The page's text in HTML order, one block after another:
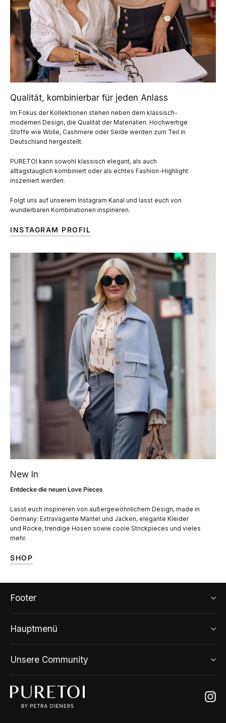
Qualität, kombinierbar für jeden Anlass
Im Fokus der Kollektionen stehen neben dem klassisch-
modernen Design, die Qualität der Materialien. Hochwertige
Stoffe wie Wolle, Cashmere oder Seide werden zum Teil in
Deutschland hergestellt.
PURETOI kann sowohl klassisch elegant, als auch
alltagstauglich kombiniert oder als echtes Fashion-Highlight
inszeniert werden.
Folgt uns auf unserem Instagram Kanal und lasst euch von
wunderbaren Kombinationen inspirieren.
INSTAGRAM PROFIL
New In
Entdecke die neuen Love Pieces
Lasst euch inspirieren von außergewöhnlichem Design, made in
Germany: Extravagante Mäntel und Jacken, elegante Kleider
und Röcke, trendige Hosen sowie coole Strickpieces und vieles
mehr.
SHOP
Footer
Hauptmenü
Unsere Community